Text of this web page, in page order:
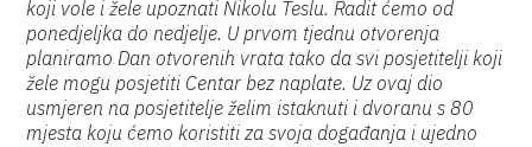
koji vole i žele upoznati Nikolu Teslu. Radit ćemo od
ponedjeljka do nedjelje. U prvom tjednu otvorenja
planiramo Dan otvorenih vrata tako da svi posjetitelji koji
žele mogu posjetiti Centar bez naplate. Uz ovaj dio
usmjeren na posjetitelje želim istaknuti i dvoranu s 80
mjesta koju ćemo koristiti za svoja događanja i ujedno